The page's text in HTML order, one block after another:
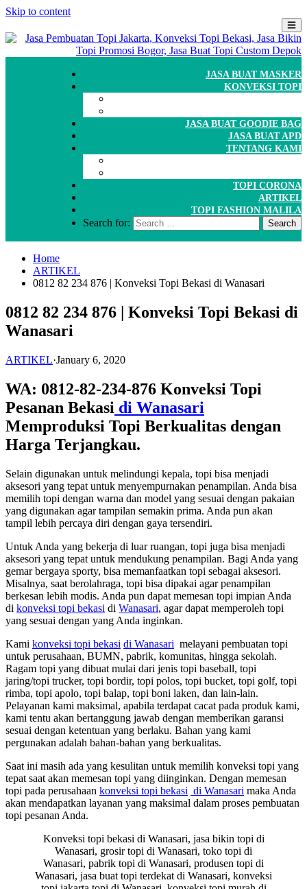
Skip to content
JASA BUAT MASKER
KONVEKSI TOPI
JASA BUAT GOODIE BAG
JASA BUAT APD
TENTANG KAMI
TOPI CORONA
ARTIKEL
TOPI FASHION MALILA
Search for:
Home
ARTIKEL
0812 82 234 876 | Konveksi Topi Bekasi di Wanasari
0812 82 234 876 | Konveksi Topi Bekasi di
Wanasari
ARTIKEL·January 6, 2020
WA: 0812-82-234-876 Konveksi Topi
Pesanan Bekasi di Wanasari
Memproduksi Topi Berkualitas dengan
Harga Terjangkau.
Selain digunakan untuk melindungi kepala, topi bisa menjadi
aksesori yang tepat untuk menyempurnakan penampilan. Anda bisa
memilih topi dengan warna dan model yang sesuai dengan pakaian
yang digunakan agar tampilan semakin prima. Anda pun akan
tampil lebih percaya diri dengan gaya tersendiri.
Untuk Anda yang bekerja di luar ruangan, topi juga bisa menjadi
aksesori yang tepat untuk mendukung penampilan. Bagi Anda yang
gemar bergaya sporty, bisa memanfaatkan topi sebagai aksesori.
Misalnya, saat berolahraga, topi bisa dipakai agar penampilan
berkesan lebih modis. Anda pun dapat memesan topi impian Anda
di konveksi topi bekasi di Wanasari, agar dapat memperoleh topi
yang sesuai dengan yang Anda inginkan.
Kami konveksi topi bekasi di Wanasari melayani pembuatan topi
untuk perusahaan, BUMN, pabrik, komunitas, hingga sekolah.
Ragam topi yang dibuat mulai dari jenis topi baseball, topi
jaring/topi trucker, topi bordir, topi polos, topi bucket, topi golf, topi
rimba, topi apolo, topi balap, topi boni laken, dan lain-lain.
Pelayanan kami maksimal, apabila terdapat cacat pada produk kami,
kami tentu akan bertanggung jawab dengan memberikan garansi
sesuai dengan ketentuan yang berlaku. Bahan yang kami
pergunakan adalah bahan-bahan yang berkualitas.
Saat ini masih ada yang kesulitan untuk memilih konveksi topi yang
tepat saat akan memesan topi yang diinginkan. Dengan memesan
topi pada perusahaan konveksi topi bekasi di Wanasari maka Anda
akan mendapatkan layanan yang maksimal dalam proses pembuatan
topi pesanan Anda.
Konveksi topi bekasi di Wanasari, jasa bikin topi di
Wanasari, grosir topi di Wanasari, toko topi di
Wanasari, pabrik topi di Wanasari, produsen topi di
Wanasari, jasa buat topi terdekat di Wanasari, konveksi